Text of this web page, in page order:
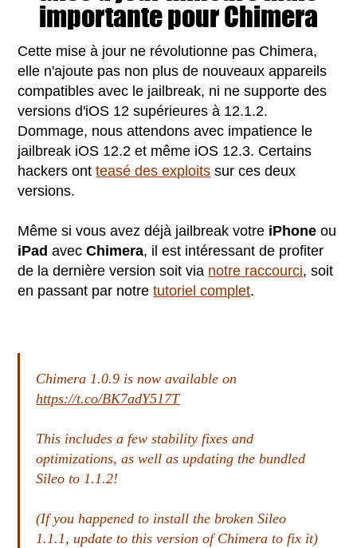
importante pour Chimera
Cette mise à jour ne révolutionne pas Chimera,
elle n'ajoute pas non plus de nouveaux appareils
compatibles avec le jailbreak, ni ne supporte des
versions d'iOS 12 supérieures à 12.1.2.
Dommage, nous attendons avec impatience le
jailbreak iOS 12.2 et même iOS 12.3. Certains
hackers ontteasé des exploits sur ces deux
versions.
Même si vous avez déjà jailbreak votre iPhone ou
iPadavecChimera, il est intéressant de profiter
de la dernière version soit via notre raccourci, soit
en passant par notretutoriel complet.
Chimera 1.0.9 is now available on
https://t.co/BK7adY517T
This includes a few stability fixes and
optimizations, as well as updating the bundled
Sileo to 1.1.2!
(If you happened to install the broken Sileo
1.1.1, update to this version of Chimera to fix it)